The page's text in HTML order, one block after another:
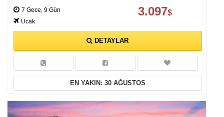
7 Gece, 9 Gün
Ucak
3.097$
DETAYLAR
EN YAKIN: 30 AĞUSTOS